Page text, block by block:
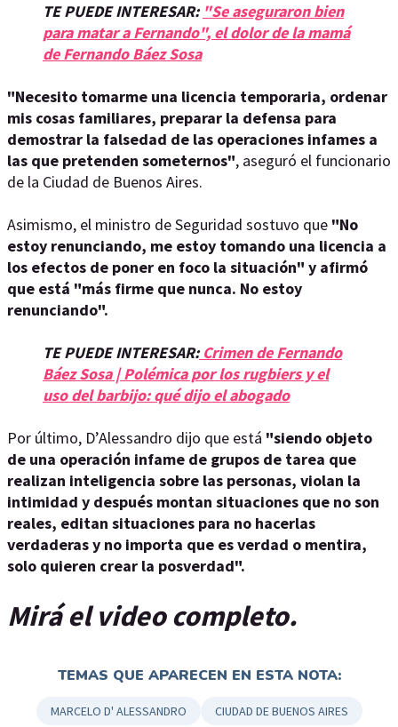
TE PUEDE INTERESAR: "Se aseguraron bien
para matar a Fernando", el dolor de la mamá
de Fernando Báez Sosa
"Necesito tomarme una licencia temporaria, ordenar
mis cosas familiares, preparar la defensa para
demostrar la falsedad de las operaciones infames a
las que pretenden someternos", aseguró el funcionario
de la Ciudad de Buenos Aires.
Asimismo, el ministro de Seguridad sostuvo que "No
estoy renunciando, me estoy tomando una licencia a
los efectos de poner en foco la situación" y afirmó
que está "más firme que nunca. No estoy
renunciando".
TE PUEDE INTERESAR:Crimen de Fernando
Báez Sosa | Polémica por los rugbiers y el
uso del barbijo: qué dijo el abogado
Por último, D’Alessandro dijo que está "siendo objeto
de una operación infame de grupos de tarea que
realizan inteligencia sobre las personas, violan la
intimidad y después montan situaciones que no son
reales, editan situaciones para no hacerlas
verdaderas y no importa que es verdad o mentira,
solo quieren crear la posverdad".
Mirá el video completo.
TEMAS QUE APARECEN EN ESTA NOTA:
MARCELO D' ALESSANDRO CIUDAD DE BUENOS AIRES